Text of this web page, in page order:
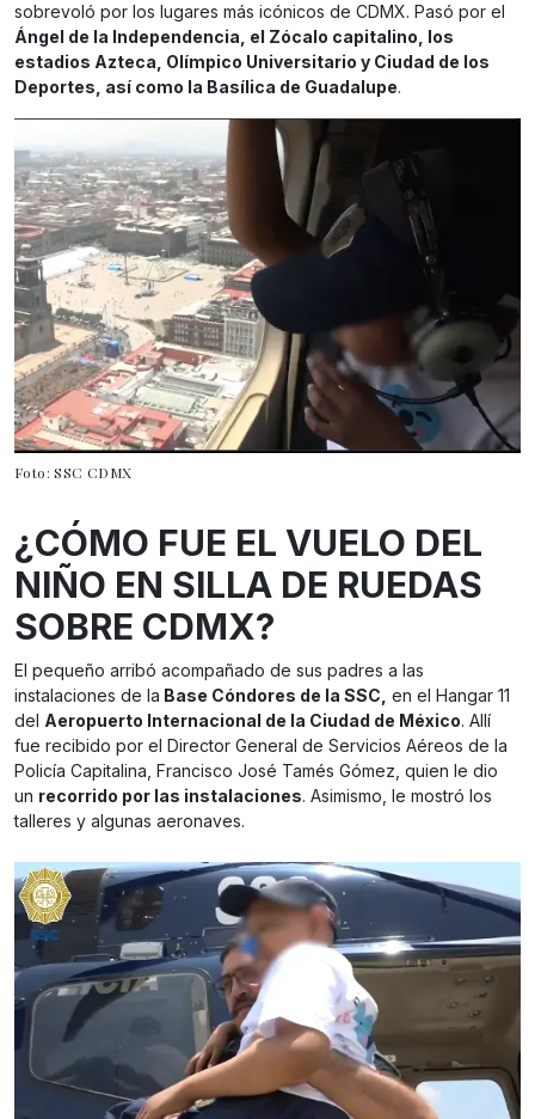
sobrevoló por los lugares más icónicos de CDMX. Pasó por el
Ángel de la Independencia, el Zócalo capitalino, los
estadios Azteca, Olímpico Universitario y Ciudad de los
Deportes, así como la Basílica de Guadalupe.
Foto: SSC CDMX
¿CÓMO FUE EL VUELO DEL
NIÑO EN SILLA DE RUEDAS
SOBRE CDMX?
El pequeño arribó acompañado de sus padres a las
instalaciones de la Base Cóndores de la SSC, en el Hangar 11
del Aeropuerto Internacional de la Ciudad de México. Allí
fue recibido por el Director General de Servicios Aéreos de la
Policía Capitalina, Francisco José Tamés Gómez, quien le dio
un recorrido por las instalaciones. Asimismo, le mostró los
talleres y algunas aeronaves.